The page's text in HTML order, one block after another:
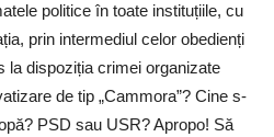
politice în toate instituțiile, cu
prin intermediul celor obedienți
la dispoziția crimei organizate
de tip „Cammora”? Cine s-
PSD sau USR? Apropo! Să